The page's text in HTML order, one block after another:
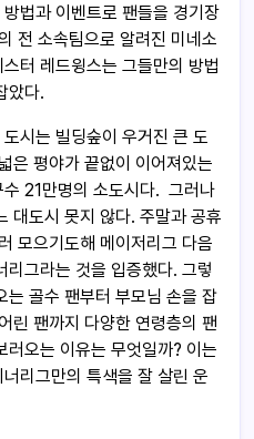
법과 이벤트로 팬들을 경기장
전 소속팀으로 알려진 미네소
터 레드윙스는 그들만의 방법
았다.
시는 빌딩숲이 우거진 큰 도
은 평야가 끝없이 이어져있는
21만명의 소도시다. 그러나
대도시 못지 않다. 주말과 공휴
모으기도해 메이저리그 다음
그라는 것을 입증했다. 그렇
는 골수 팬부터 부모님 손을 잡
린 팬까지 다양한 연령층의 팬
러오는 이유는 무엇일까? 이는
리그만의 특색을 잘 살린 운